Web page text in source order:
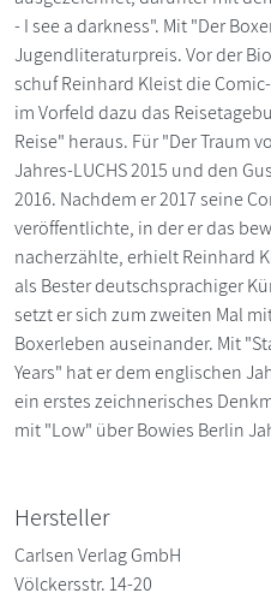
- I see a darkness". Mit "Der
Jugendliteraturpreis. Vor der
schuf Reinhard Kleist die
im Vorfeld dazu das
Reise" heraus. Für "Der Traum
Jahres-LUCHS 2015 und den
2016. Nachdem er 2017 seine
veröffentlichte, in der er das
nacherzählte, erhielt Reinhard
als Bester deutschsprachiger
setzt er sich zum zweiten Mal
Boxerleben auseinander. Mit
Years" hat er dem englischen
ein erstes zeichnerisches
mit "Low" über Bowies Berlin
Hersteller
Carlsen Verlag GmbH
Völckersstr. 14-20